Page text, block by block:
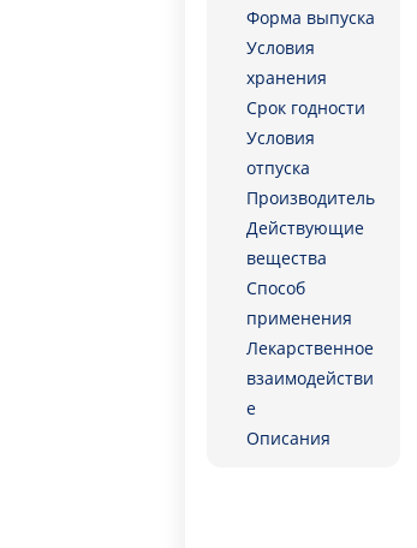
Форма выпуска
Условия
хранения
Срок годности
Условия
отпуска
Производитель
Действующие
вещества
Способ
применения
Лекарственное
взаимодействи
е
Описания